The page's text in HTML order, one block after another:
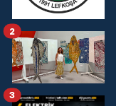
2
3